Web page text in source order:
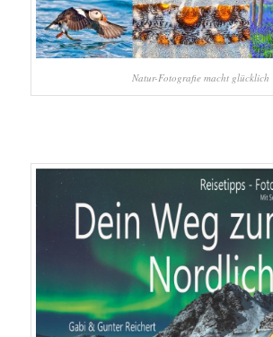
Natur-Fotografie macht glücklich